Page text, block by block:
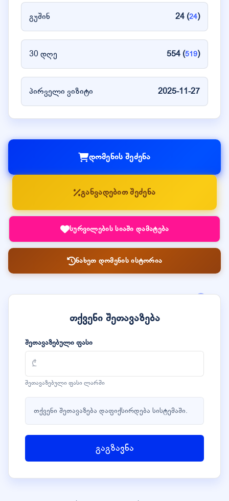
გუშინ 24 (24)
30 დღე 554 (519)
პირველი ვიზიტი 2025-11-27
დომენის შეძენა
განვადებით შეძენა
სურვილების სიაში დამატება
ნახეთ დომენის ისტორია
თქვენი შეთავაზება
შეთავაზებული ფასი
შეთავაზებული ფასი ლარში
თქვენი შეთავაზება დაფიქსირდება სისტემაში.
გაგზავნა